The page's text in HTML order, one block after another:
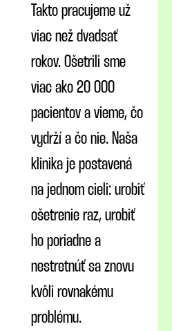
Takto pracujeme už
viac než dvadsať
rokov. Ošetrili sme
viac ako 20 000
pacientov a vieme, čo
vydrží a čo nie. Naša
klinika je postavená
na jednom cieli: urobiť
ošetrenie raz, urobiť
ho poriadne a
nestretnúť sa znovu
kvôli rovnakému
problému.